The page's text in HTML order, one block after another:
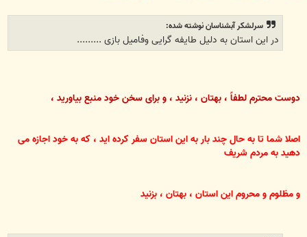
سرلشکر آبشناسان نوشته شده:
در این استان به دلیل طایفه گرایی وفامیل بازی .........
دوست محترم لطفاً ، بهتان ، نزنید ، و برای سخن خود منبع بیاورید ،
اصلا شما تا به حال چند بار به این استان سفر کرده اید ، که به خود اجازه می
دهید به مردم شریف
و مظلوم و محروم این استان ، بهتان ، بزنید